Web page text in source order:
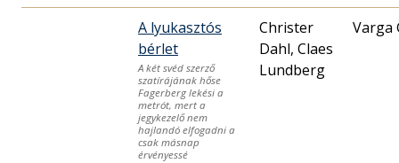
A lyukasztós
bérlet
A két svéd szerző
szatírájának hőse
Fagerberg lekési a
metrót, mert a
jegykezelő nem
hajlandó elfogadni a
csak másnap
érvényessé
Christer
Dahl, Claes
Lundberg
Varga